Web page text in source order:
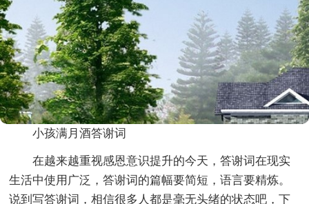
小孩满月酒答谢词
在越来越重视感恩意识提升的今天，答谢词在现实
生活中使用广泛，答谢词的篇幅要简短，语言要精炼。
说到写答谢词，相信很多人都是毫无头绪的状态吧，下